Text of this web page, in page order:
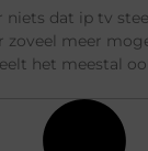
niets dat ip tv
zoveel meer
het meestal